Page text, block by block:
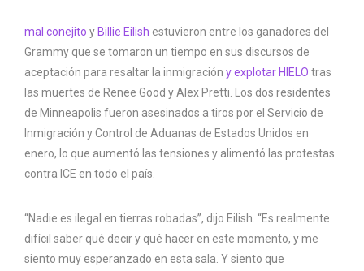
mal conejito y Billie Eilish estuvieron entre los ganadores del
Grammy que se tomaron un tiempo en sus discursos de
aceptación para resaltar la inmigración y explotar HIELO tras
las muertes de Renee Good y Alex Pretti. Los dos residentes
de Minneapolis fueron asesinados a tiros por el Servicio de
Inmigración y Control de Aduanas de Estados Unidos en
enero, lo que aumentó las tensiones y alimentó las protestas
contra ICE en todo el país.
“Nadie es ilegal en tierras robadas”, dijo Eilish. “Es realmente
difícil saber qué decir y qué hacer en este momento, y me
siento muy esperanzado en esta sala. Y siento que